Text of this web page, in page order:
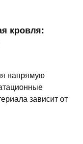
кровля:
напрямую
зависит от